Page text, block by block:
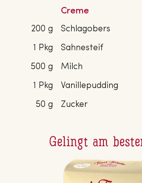
Creme
200 g
Schlagobers
1 Pkg
Sahnesteif
500 g
Milch
1 Pkg
Vanillepudding
50 g
Zucker
Gelingt am